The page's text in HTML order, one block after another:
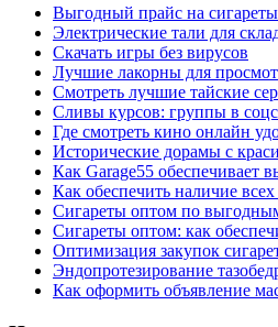
Выгодный прайс на
Электрические тали для
Скачать игры без вирусов
Лучшие лакорны для
Смотреть лучшие тайские
Сливы курсов: группы в
Где смотреть кино онлайн
Исторические дорамы с
Как Garage55 обеспечивает
Как обеспечить наличие
Сигареты оптом по
Сигареты оптом: как
Оптимизация закупок
Эндопротезирование
Как оформить объявление